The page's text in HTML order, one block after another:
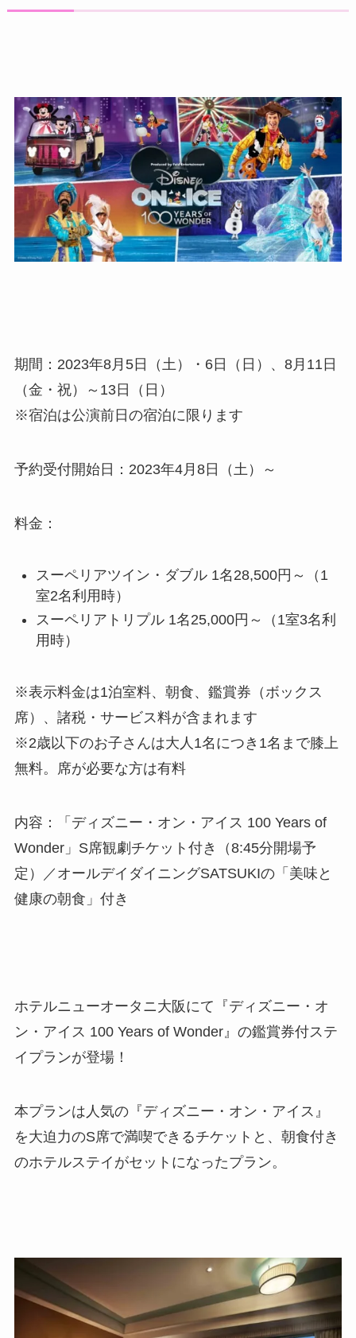
期間：2023年8月5日（土）・6日（日）、8月11日
（金・祝）～13日（日）
※宿泊は公演前日の宿泊に限ります
予約受付開始日：2023年4月8日（土）～
料金：
スーペリアツイン・ダブル 1名28,500円～（1
室2名利用時）
スーペリアトリプル 1名25,000円～（1室3名利
用時）
※表示料金は1泊室料、朝食、鑑賞券（ボックス
席）、諸税・サービス料が含まれます
※2歳以下のお子さんは大人1名につき1名まで膝上
無料。席が必要な方は有料
内容：「ディズニー・オン・アイス 100 Years of
Wonder」S席観劇チケット付き（8:45分開場予
定）／オールデイダイニングSATSUKIの「美味と
健康の朝食」付き
ホテルニューオータニ大阪にて『ディズニー・オ
ン・アイス 100 Years of Wonder』の鑑賞券付ステ
イプランが登場！
本プランは人気の『ディズニー・オン・アイス』
を大迫力のS席で満喫できるチケットと、朝食付き
のホテルステイがセットになったプラン。